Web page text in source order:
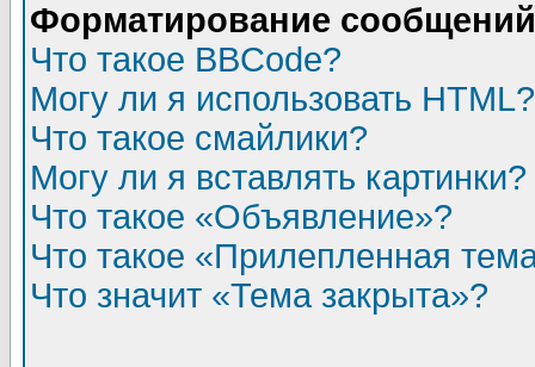
Форматирование
Что такое BBCode?
Могу ли я использовать HTML?
Что такое смайлики?
Могу ли я вставлять картинки?
Что такое «Объявление»?
Что такое «Прилепленная
Что значит «Тема закрыта»?